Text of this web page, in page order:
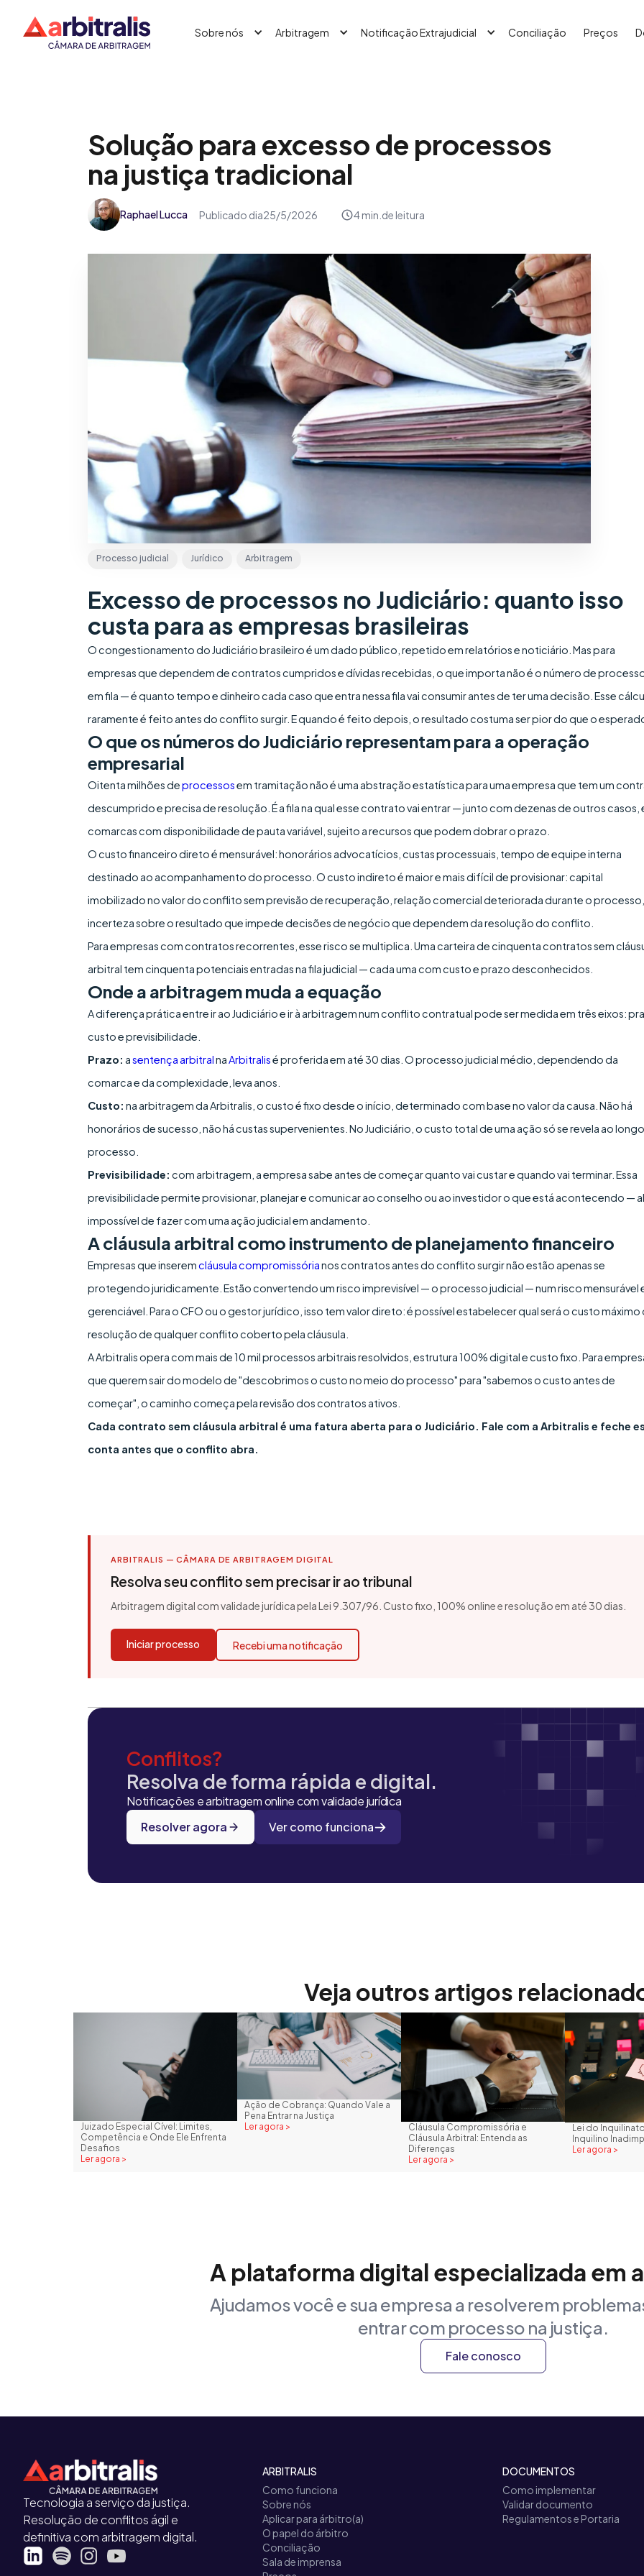
Sobre nós Arbitragem Notificação Extrajudicial Conciliação Preços
Solução para excesso de processos
na justiça tradicional
Raphael Lucca Publicado dia25/5/2026 4 min. de leitura
Processo judicial Jurídico Arbitragem
Excesso de processos no Judiciário: quanto isso
custa para as empresas brasileiras
O congestionamento do Judiciário brasileiro é um dado público, repetido em relatórios e noticiário. Mas para
empresas que dependem de contratos cumpridos e dívidas recebidas, o que importa não é o número de
em fila — é quanto tempo e dinheiro cada caso que entra nessa fila vai consumir antes de ter uma decisão. Esse
raramente é feito antes do conflito surgir. E quando é feito depois, o resultado costuma ser pior do que o
O que os números do Judiciário representam para a operação
empresarial
Oitenta milhões deprocessosem tramitação não é uma abstração estatística para uma empresa que tem um
descumprido e precisa de resolução. É a fila na qual esse contrato vai entrar — junto com dezenas de outros casos,
comarcas com disponibilidade de pauta variável, sujeito a recursos que podem dobrar o prazo.
O custo financeiro direto é mensurável: honorários advocatícios, custas processuais, tempo de equipe interna
destinado ao acompanhamento do processo. O custo indireto é maior e mais difícil de provisionar: capital
imobilizado no valor do conflito sem previsão de recuperação, relação comercial deteriorada durante o processo,
incerteza sobre o resultado que impede decisões de negócio que dependem da resolução do conflito.
Para empresas com contratos recorrentes, esse risco se multiplica. Uma carteira de cinquenta contratos sem
arbitral tem cinquenta potenciais entradas na fila judicial — cada uma com custo e prazo desconhecidos.
Onde a arbitragem muda a equação
A diferença prática entre ir ao Judiciário e ir à arbitragem num conflito contratual pode ser medida em três eixos:
custo e previsibilidade.
Prazo: asentença arbitralnaArbitralisé proferida em até 30 dias. O processo judicial médio, dependendo da
comarca e da complexidade, leva anos.
Custo: na arbitragem da Arbitralis, o custo é fixo desde o início, determinado com base no valor da causa. Não há
honorários de sucesso, não há custas supervenientes. No Judiciário, o custo total de uma ação só se revela ao
processo.
Previsibilidade: com arbitragem, a empresa sabe antes de começar quanto vai custar e quando vai terminar. Essa
previsibilidade permite provisionar, planejar e comunicar ao conselho ou ao investidor o que está acontecendo —
impossível de fazer com uma ação judicial em andamento.
A cláusula arbitral como instrumento de planejamento financeiro
Empresas que inseremcláusula compromissórianos contratos antes do conflito surgir não estão apenas se
protegendo juridicamente. Estão convertendo um risco imprevisível — o processo judicial — num risco mensurável
gerenciável. Para o CFO ou o gestor jurídico, isso tem valor direto: é possível estabelecer qual será o custo máximo
resolução de qualquer conflito coberto pela cláusula.
A Arbitralis opera com mais de 10 mil processos arbitrais resolvidos, estrutura 100% digital e custo fixo. Para
que querem sair do modelo de "descobrimos o custo no meio do processo" para "sabemos o custo antes de
começar", o caminho começa pela revisão dos contratos ativos.
Cada contrato sem cláusula arbitral é uma fatura aberta para o Judiciário. Fale com a Arbitralis e feche
conta antes que o conflito abra.
ARBITRALIS — CÂMARA DE ARBITRAGEM DIGITAL
Resolva seu conflito sem precisar ir ao tribunal
Arbitragem digital com validade jurídica pela Lei 9.307/96. Custo fixo, 100% online e resolução em até 30 dias.
Iniciar processo Recebi uma notificação
Conflitos?
Resolva de forma rápida e digital.
Notificações e arbitragem online com validade jurídica
Resolver agora
Ver como funciona
Veja outros artigos
Juizado Especial Cível: Limites,
Competência e Onde Ele Enfrenta
Desafios
Ler agora >
Ação de Cobrança: Quando Vale a
Pena Entrar na Justiça
Ler agora >
Cláusula Compromissória e
Cláusula Arbitral: Entenda as
Diferenças
Ler agora >
Lei do
Inquilino
Ler agora >
A plataforma digital especializada em
Ajudamos você e sua empresa a resolverem
entrar com processo na justiça.
Fale conosco
Tecnologia a serviço da justiça.
Resolução de conflitos ágil e
definitiva com arbitragem digital.
ARBITRALIS
Como funciona
Sobre nós
Aplicar para árbitro(a)
O papel do árbitro
Conciliação
Sala de imprensa
DOCUMENTOS
Como implementar
Validar documento
Regulamentos e Portaria